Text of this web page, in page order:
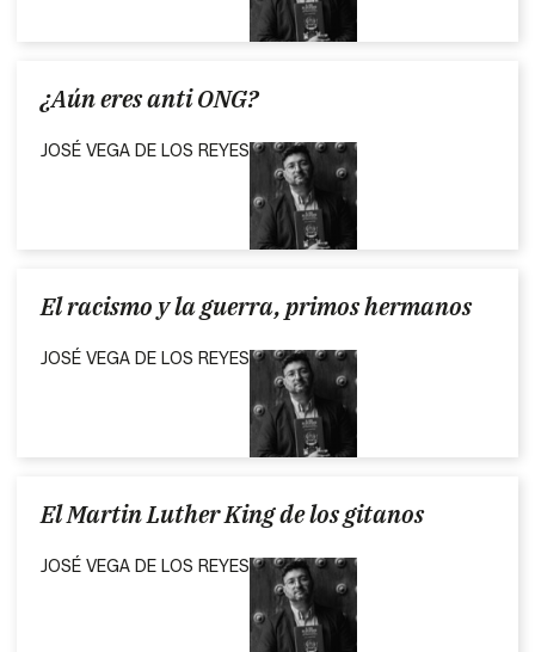
¿Aún eres anti ONG?
JOSÉ VEGA DE LOS REYES
El racismo y la guerra, primos hermanos
JOSÉ VEGA DE LOS REYES
El Martin Luther King de los gitanos
JOSÉ VEGA DE LOS REYES